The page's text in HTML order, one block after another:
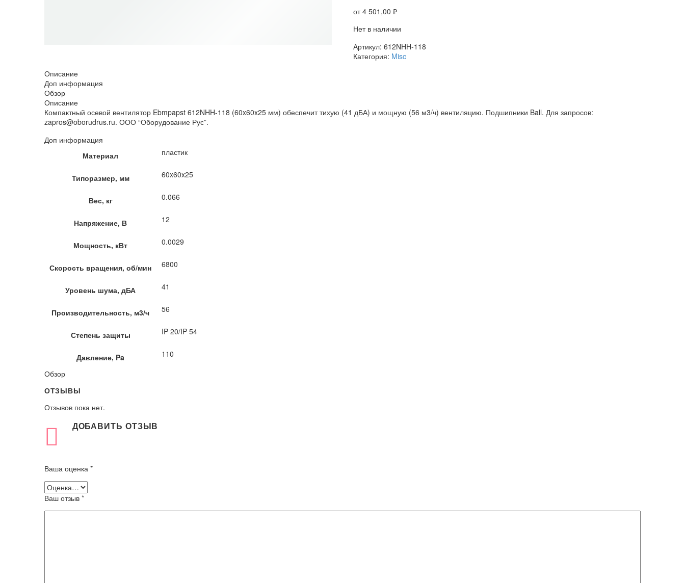
от4 501,00 ₽
Нет в наличии
Артикул: 612NHH-118
Категория: Misc
Описание
Доп информация
Обзор
Описание
Компактный осевой вентилятор Ebmpapst 612NHH-118 (60x60x25 мм) обеспечит тихую (41 дБА) и мощную (56 м3/ч) вентиляцию. Подшипники Ball. Для запросов:
zapros@oborudrus.ru. ООО “Оборудование Рус”.
Доп информация
Материал
пластик
Типоразмер, мм 60x60x25
Вес, кг 0.066
Напряжение, В 12
Мощность, кВт 0.0029
Скорость вращения, об/мин 6800
Уровень шума, дБА 41
Производительность, м3/ч 56
Степень защиты IP 20/IP 54
Давление, Pa
110
Обзор
ОТЗЫВЫ
Отзывов пока нет.
ДОБАВИТЬ ОТЗЫВ
Ваша оценка *
Ваш отзыв *